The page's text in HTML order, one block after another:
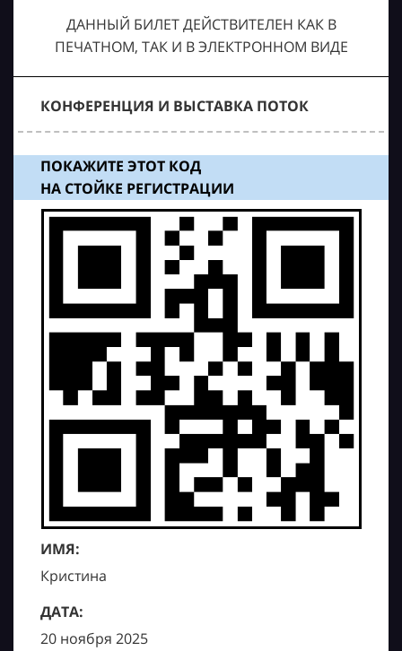
ДАННЫЙ БИЛЕТ ДЕЙСТВИТЕЛЕН КАК В
ПЕЧАТНОМ, ТАК И В ЭЛЕКТРОННОМ ВИДЕ
КОНФЕРЕНЦИЯ И ВЫСТАВКА ПОТОК
ПОКАЖИТЕ ЭТОТ КОД
НА СТОЙКЕ РЕГИСТРАЦИИ
ИМЯ:
Кристина
ДАТА:
20 ноября 2025